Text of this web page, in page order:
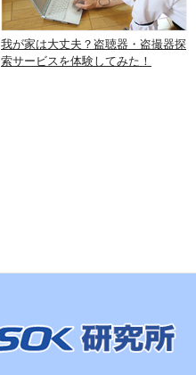
我が家は大丈夫？盗聴器・盗撮器探
索サービスを体験してみた！